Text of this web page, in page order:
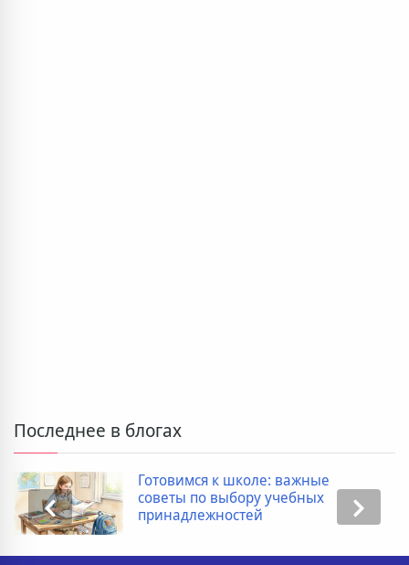
Последнее в блогах
Готовимся к школе: важные
советы по выбору учебных
принадлежностей